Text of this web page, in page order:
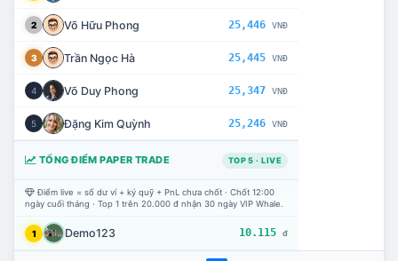
2 Võ Hữu Phong 25,446 VNĐ
3 Trần Ngọc Hà 25,445 VNĐ
4 Võ Duy Phong 25,347 VNĐ
5 Đặng Kim Quỳnh 25,246 VNĐ
TỔNG ĐIỂM PAPER TRADE TOP 5 · LIVE
Điểm live = số dư ví + ký quỹ + PnL chưa chốt · Chốt 12:00
ngày cuối tháng · Top 1 trên 20.000 đ nhận 30 ngày VIP Whale.
1 Demo123 10.115 đ